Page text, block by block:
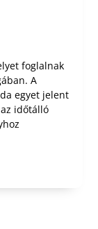
foglalnak
A
egyet jelent
időtálló